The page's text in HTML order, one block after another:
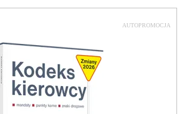
AUTOPROMOCJA